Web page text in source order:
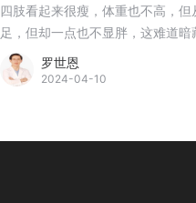
四肢看起来很瘦，体重也不高，
足，但却一点也不显胖，这难道
罗世恩
2024-04-10